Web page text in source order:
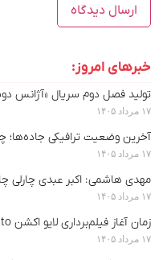
خبرهای امروز:
تولید فصل دوم سریال «آژانس
۱۷ مرداد ۱۴۰۵
آخرین وضعیت ترافیکی جاده‌ها؛
۱۷ مرداد ۱۴۰۵
مهدی هاشمی: اکبر عبدی چارلی
۱۷ مرداد ۱۴۰۵
زمان آغاز فیلم‌برداری لایو اکشن Naruto مشخص شد
۱۷ مرداد ۱۴۰۵